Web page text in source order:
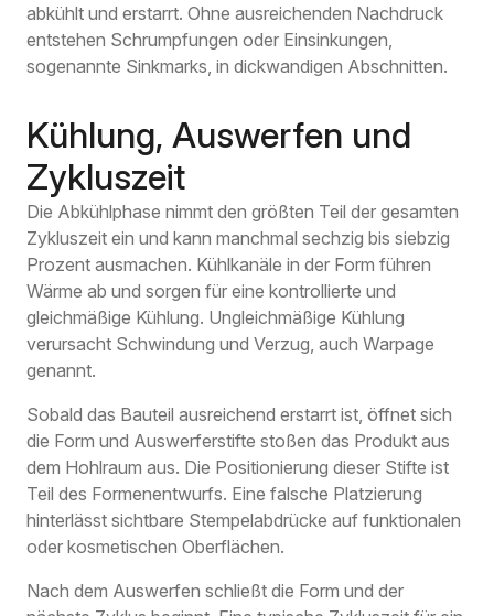
abkühlt und erstarrt. Ohne ausreichenden Nachdruck
entstehen Schrumpfungen oder Einsinkungen,
sogenannte Sinkmarks, in dickwandigen Abschnitten.
Kühlung, Auswerfen und
Zykluszeit
Die Abkühlphase nimmt den größten Teil der gesamten
Zykluszeit ein und kann manchmal sechzig bis siebzig
Prozent ausmachen. Kühlkanäle in der Form führen
Wärme ab und sorgen für eine kontrollierte und
gleichmäßige Kühlung. Ungleichmäßige Kühlung
verursacht Schwindung und Verzug, auch Warpage
genannt.
Sobald das Bauteil ausreichend erstarrt ist, öffnet sich
die Form und Auswerferstifte stoßen das Produkt aus
dem Hohlraum aus. Die Positionierung dieser Stifte ist
Teil des Formenentwurfs. Eine falsche Platzierung
hinterlässt sichtbare Stempelabdrücke auf funktionalen
oder kosmetischen Oberflächen.
Nach dem Auswerfen schließt die Form und der